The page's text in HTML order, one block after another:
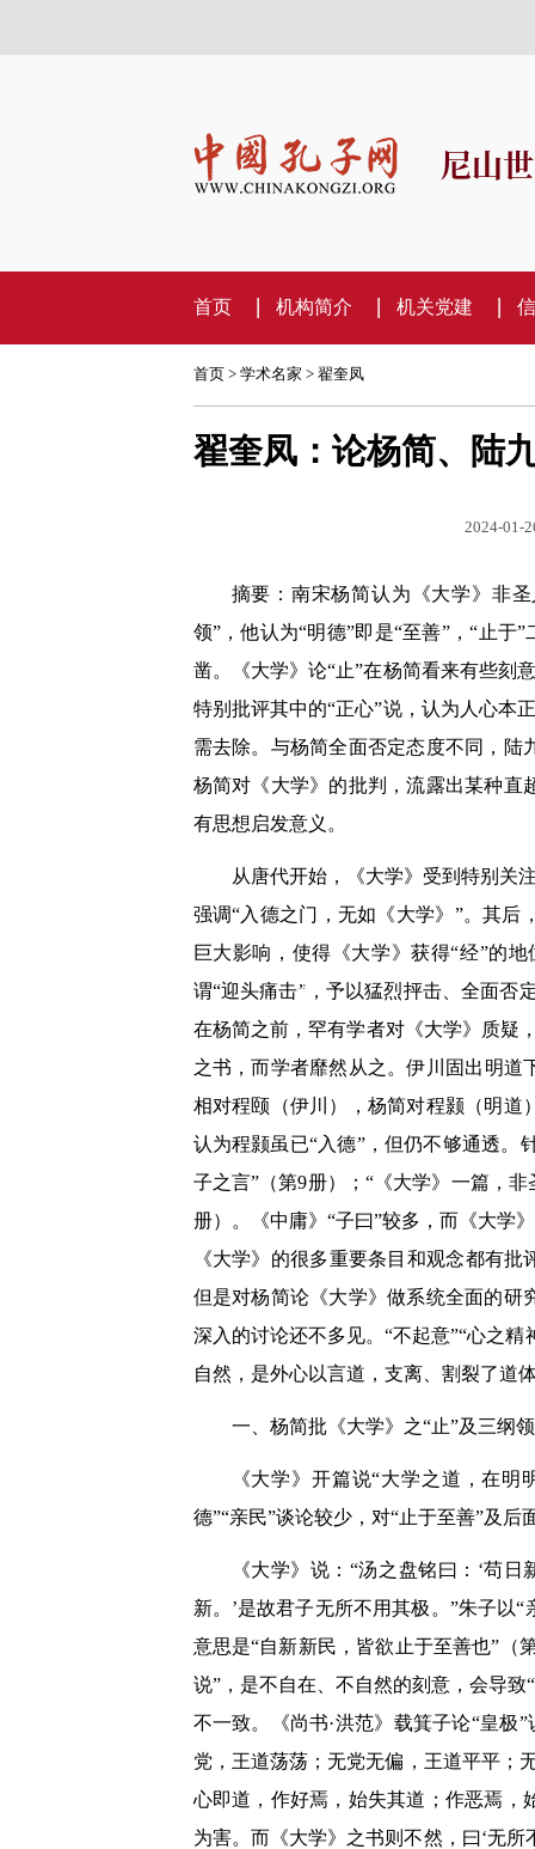
尼山
首页 机构简介 机关党建
首页> 学术名家 > 翟奎凤
翟奎凤：论杨简、陆
2024-01-
摘要：南宋杨简认为《大学》非
领”，他认为“明德”即是“至善”，“止于
凿。《大学》论“止”在杨简看来有些刻
特别批评其中的“正心”说，认为人心本
需去除。与杨简全面否定态度不同，
杨简对《大学》的批判，流露出某种直
有思想启发意义。
从唐代开始，《大学》受到特别关
强调“入德之门，无如《大学》”。其
巨大影响，使得《大学》获得“经”的
谓“迎头痛击”，予以猛烈抨击、全面否
在杨简之前，罕有学者对《大学》质疑
之书，而学者靡然从之。伊川固出明道
相对程颐（伊川），杨简对程颢（明道
认为程颢虽已“入德”，但仍不够通透。
子之言”（第9册）；“《大学》一篇，
册）。《中庸》“子曰”较多，而《大学
《大学》的很多重要条目和观念都有
但是对杨简论《大学》做系统全面的研
深入的讨论还不多见。“不起意”“心之
自然，是外心以言道，支离、割裂了道
一、杨简批《大学》之“止”及三纲领
《大学》开篇说“大学之道，在
德”“亲民”谈论较少，对“止于至善”及
《大学》说：“汤之盘铭曰：‘苟
新。’是故君子无所不用其极。”朱子以
意思是“自新新民，皆欲止于至善也”（
说”，是不自在、不自然的刻意，会导
不一致。《尚书·洪范》载箕子论“皇极
党，王道荡荡；无党无偏，王道平平；
心即道，作好焉，始失其道；作恶焉，
为害。而《大学》之书则不然，曰‘无所